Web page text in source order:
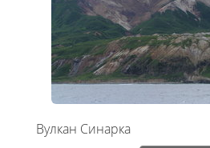
Вулкан Синарка